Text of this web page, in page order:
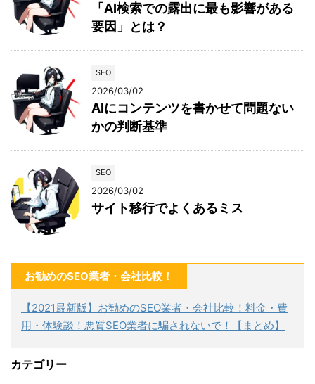
「AI検索での露出に最も影響がある
要因」とは？
SEO
2026/03/02
AIにコンテンツを書かせて問題ない
かの判断基準
SEO
2026/03/02
サイト移行でよくあるミス
お勧めのSEO業者・会社比較！
【2021最新版】お勧めのSEO業者・会社比較！料金・費
用・体験談！悪質SEO業者に騙されないで！【まとめ】
カテゴリー